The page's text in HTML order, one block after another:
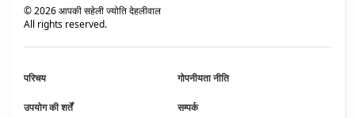
©2026आपकी सहेली ज्योति देहलीवाल
All rights reserved.
परिचय गोपनीयता नीति
उपयोग की शर्तें सम्पर्क